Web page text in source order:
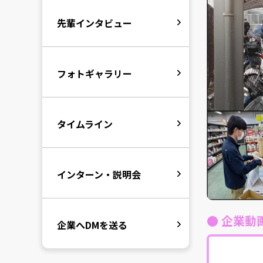
● 企業動
先輩インタビュー
フォトギャラリー
タイムライン
インターン・説明会
企業へDMを送る